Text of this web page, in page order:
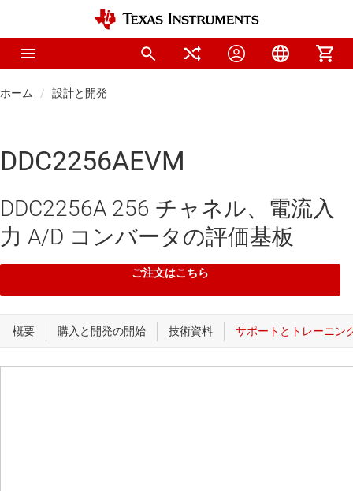
ホーム 設計と開発
DDC2256AEVM
DDC2256A 256 チャネル、電流入
力 A/D コンバータの評価基板
ご注文はこちら